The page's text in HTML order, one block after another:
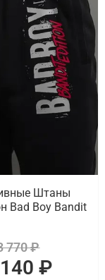
Штаны
Bad Boy Bandit
770 ₽
₽